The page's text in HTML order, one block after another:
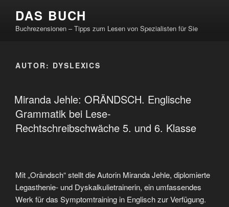
springen
DAS BUCH
Buchrezensionen – Tipps zum Lesen von Spezialisten für Sie
AUTOR: DYSLEXICS
VERÖFFENTLICHT
AM
Miranda Jehle: ORÄNDSCH. Englische
Grammatik bei Lese-
Rechtschreibschwäche 5. und 6. Klasse
Mit „Orändsch“ stellt die Autorin Miranda Jehle, diplomierte
Legasthenie- und Dyskalkulietrainerin, ein umfassendes
Werk für das Symptomtraining in Englisch zur Verfügung.